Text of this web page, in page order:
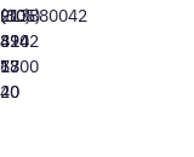
91
310
77
40
(305)
424
13
20
(10)
8942
6800
213880042